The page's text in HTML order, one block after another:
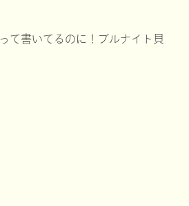
って書いてるのに！ブルナイト貝